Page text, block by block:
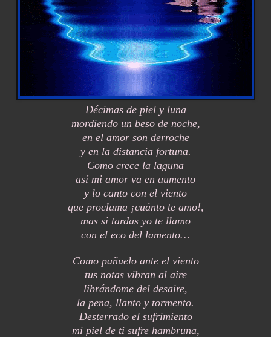
Décimas de piel y luna
mordiendo un beso de noche,
en el amor son derroche
y en la distancia fortuna.
Como crece la laguna
así mi amor va en aumento
y lo canto con el viento
que proclama ¡cuánto te amo!,
mas si tardas yo te llamo
con el eco del lamento…
Como pañuelo ante el viento
tus notas vibran al aire
librándome del desaire,
la pena, llanto y tormento.
Desterrado el sufrimiento
mi piel de ti sufre hambruna,